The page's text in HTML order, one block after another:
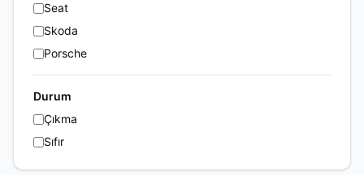
Seat
Skoda
Porsche
Durum
Çıkma
Sıfır